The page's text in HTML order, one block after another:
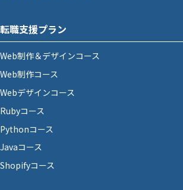
転職支援プラン
Web制作＆デザインコース
Web制作コース
Webデザインコース
Rubyコース
Pythonコース
Javaコース
Shopifyコース